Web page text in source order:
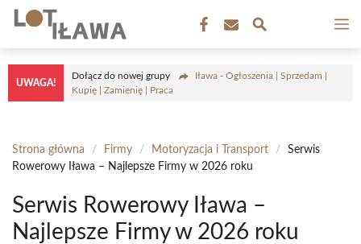
Przejdź
treści
UWAGA!
Dołącz do nowej grupy
Iława - Ogłoszenia | Sprzedam |
Kupię | Zamienię | Praca
Strona główna / Firmy / Motoryzacja i Transport /
Serwis
Rowerowy Iława – Najlepsze Firmy w 2026 roku
Serwis Rowerowy Iława –
Najlepsze Firmy w 2026 roku